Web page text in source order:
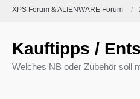
XPS Forum & ALIENWARE Forum
Kauftipps /
Welches NB oder Zubehör soll